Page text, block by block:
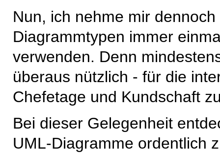
Nun, ich nehme mir
Diagrammtypen immer
verwenden. Denn
überaus nützlich - für die
Chefetage und Kundschaft
Bei dieser Gelegenheit
UML-Diagramme ordentlich